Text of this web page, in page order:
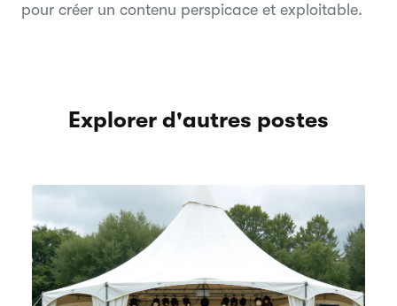
pour créer un contenu perspicace et exploitable.
Explorer d'autres postes